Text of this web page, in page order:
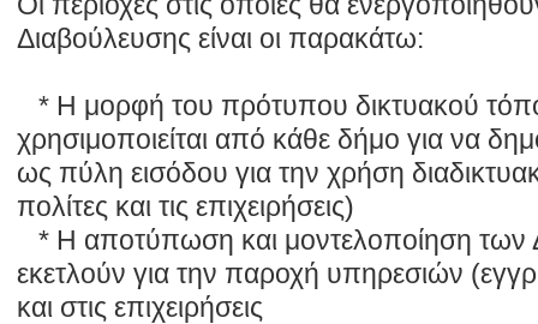
Διαβούλευσης είναι οι παρακάτω:
* Η μορφή του πρότυπου δικτυακού
χρησιμοποιείται από κάθε δήμο για να
ως πύλη εισόδου για την χρήση
πολίτες και τις επιχειρήσεις)
* Η αποτύπωση και μοντελοποίηση των
εκετλούν για την παροχή υπηρεσιών
και στις επιχειρήσεις